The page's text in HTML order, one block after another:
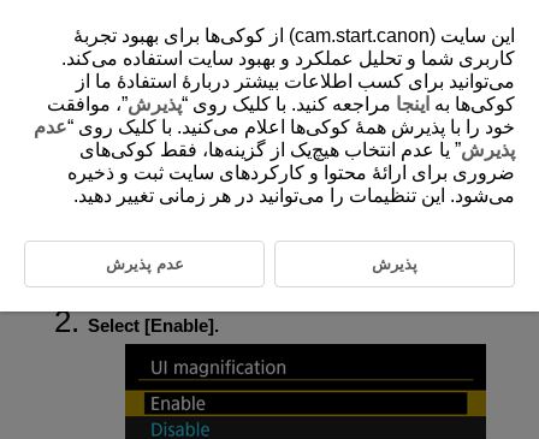
D388-219
UI Magnification
You can magnify menu screens by double-tapping with two fingers.
Select [ :UI magnification] (
).
Select [Enable].
این سایت (cam.start.canon) از کوکی‌ها برای بهبود تجربۀ
کاربری شما و تحلیل عملکرد و بهبود سایت استفاده می‌کند.
می‌توانید برای کسب اطلاعات بیشتر دربارۀ استفادۀ ما از
کوکی‌ها به اینجا مراجعه کنید. با کلیک روی “پذیرش”، موافقت
خود را با پذیرش همۀ کوکی‌ها اعلام می‌کنید. با کلیک روی “عدم
پذیرش” یا عدم انتخاب هیچ‌یک از گزینه‌ها، فقط کوکی‌های
ضروری برای ارائۀ محتوا و کارکردهای سایت ثبت و ذخیره
می‌شود. این تنظیمات را می‌توانید در هر زمانی تغییر دهید.
پذیرش عدم پذیرش